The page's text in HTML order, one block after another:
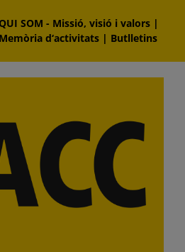
SOM - Missió, visió i valors |
Memòria d‘activitats| Butlletins